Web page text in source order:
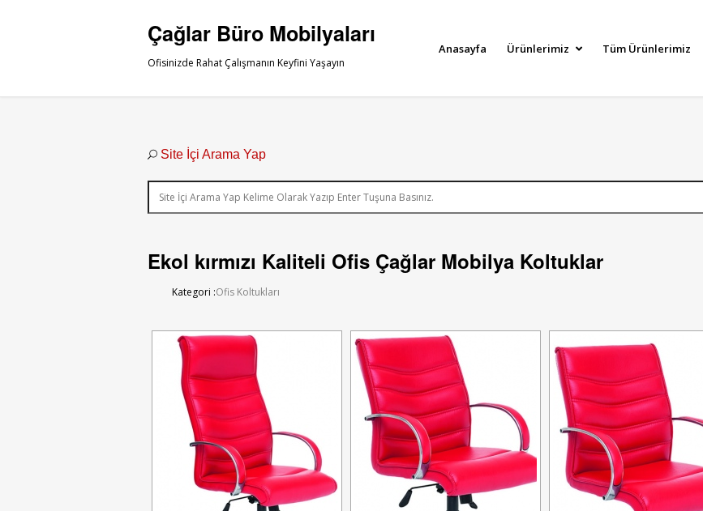
Çağlar Büro Mobilyaları
Ofisinizde Rahat Çalışmanın Keyfini Yaşayın
Anasayfa Ürünlerimiz Tüm Ürünlerimiz
Site İçi Arama Yap
Ekol kırmızı Kaliteli Ofis Çağlar Mobilya Koltuklar
Kategori :Ofis Koltukları